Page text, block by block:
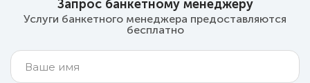
Запрос банкетному менеджеру
Услуги банкетного менеджера предоставляются
бесплатно